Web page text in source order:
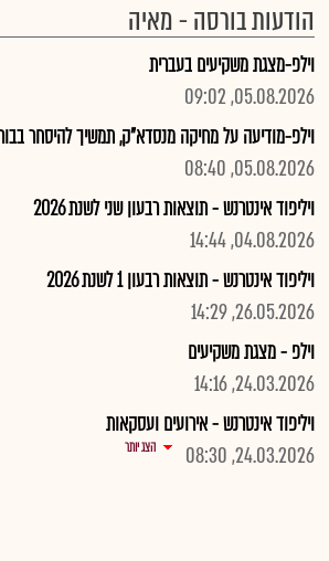
הודעות בורסה - מאיה
וילפ-מצגת משקיעים בעברית
05.08.2026, 09:02
וילפ-מודיעה על מחיקה מנסדא"ק, תמשיך להיסחר
05.08.2026, 08:40
ויליפוד אינטרנש - תוצאות רבעון שני לשנת 2026
04.08.2026, 14:44
ויליפוד אינטרנש - תוצאות רבעון 1 לשנת 2026
26.05.2026, 14:29
וילפ - מצגת משקיעים
24.03.2026, 14:16
ויליפוד אינטרנש - אירועים ועסקאות
24.03.2026, 08:30
הצג יותר